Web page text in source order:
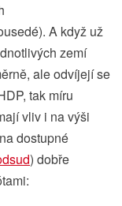
A když už
zemí
ale odvíjejí se
tak míru
vliv i na výši
dostupné
) dobře